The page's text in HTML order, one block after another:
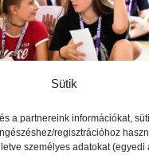
Sütik
a partnereink információkat,
regisztrációhoz
személyes adatokat (egyedi